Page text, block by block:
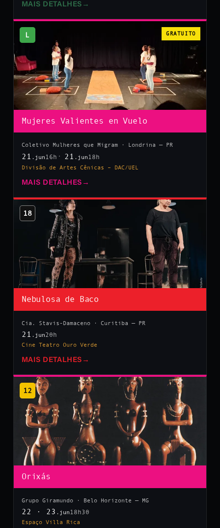
MAIS DETALHES →
L GRATUITO
Mujeres Valientes en Vuelo
Coletivo Mulheres que Migram · Londrina — PR
21 .jun 16h 21 .jun 18h
Divisão de Artes Cênicas – DAC/UEL
MAIS DETALHES →
18
Nebulosa de Baco
Cia. Stavis-Damaceno · Curitiba — PR
21 .jun20h
Cine Teatro Ouro Verde
MAIS DETALHES →
12
Orixás
Grupo Giramundo · Belo Horizonte — MG
22 · 23 .jun 18h30
Espaço Villa Rica